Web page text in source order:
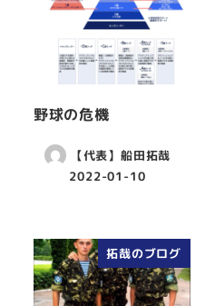
野球の危機
【代表】船田拓哉
2022-01-10
拓哉のブログ